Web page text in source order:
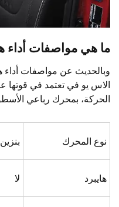
ما هي مواصفات أداء
الاس يو في تعتمد في
الحركة، بمحرك رباعي
نوع المحرك بنزين
هايبرد لا